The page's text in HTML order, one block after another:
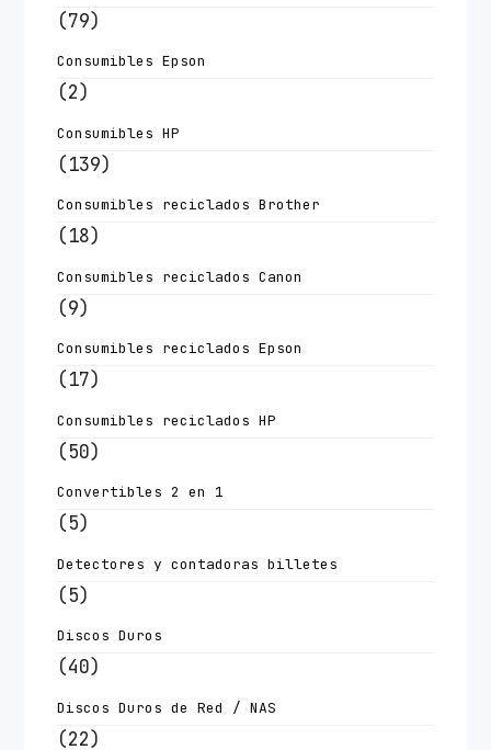
(79)
Consumibles Epson
(2)
Consumibles HP
(139)
Consumibles reciclados Brother
(18)
Consumibles reciclados Canon
(9)
Consumibles reciclados Epson
(17)
Consumibles reciclados HP
(50)
Convertibles 2 en 1
(5)
Detectores y contadoras billetes
(5)
Discos Duros
(40)
Discos Duros de Red / NAS
(22)